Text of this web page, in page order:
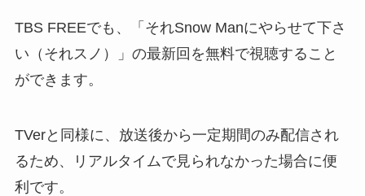
TBS FREEでも、「それSnow Manにやらせて下さ
い（それスノ）」の最新回を無料で視聴すること
ができます。
TVerと同様に、放送後から一定期間のみ配信され
るため、リアルタイムで見られなかった場合に便
利です。